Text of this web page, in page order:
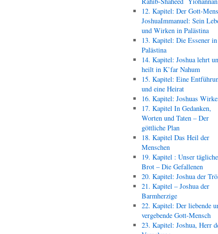
12. Kapitel: Der Gott-
JoshuaImmanuel: Sein
und Wirken in Palästina
13. Kapitel: Die Essener in
Palästina
14. Kapitel: Joshua lehrt
heilt in K’far Nahum
15. Kapitel: Eine
und eine Heirat
16. Kapitel: Joshuas
17. Kapitel In Gedanken,
Worten und Taten – Der
göttliche Plan
18. Kapitel Das Heil der
Menschen
19. Kapitel : Unser
Brot – Die Gefallenen
20. Kapitel: Joshua der
21. Kapitel – Joshua der
Barmherzige
22. Kapitel: Der liebende
vergebende Gott-Mensch
23. Kapitel: Joshua, Herr